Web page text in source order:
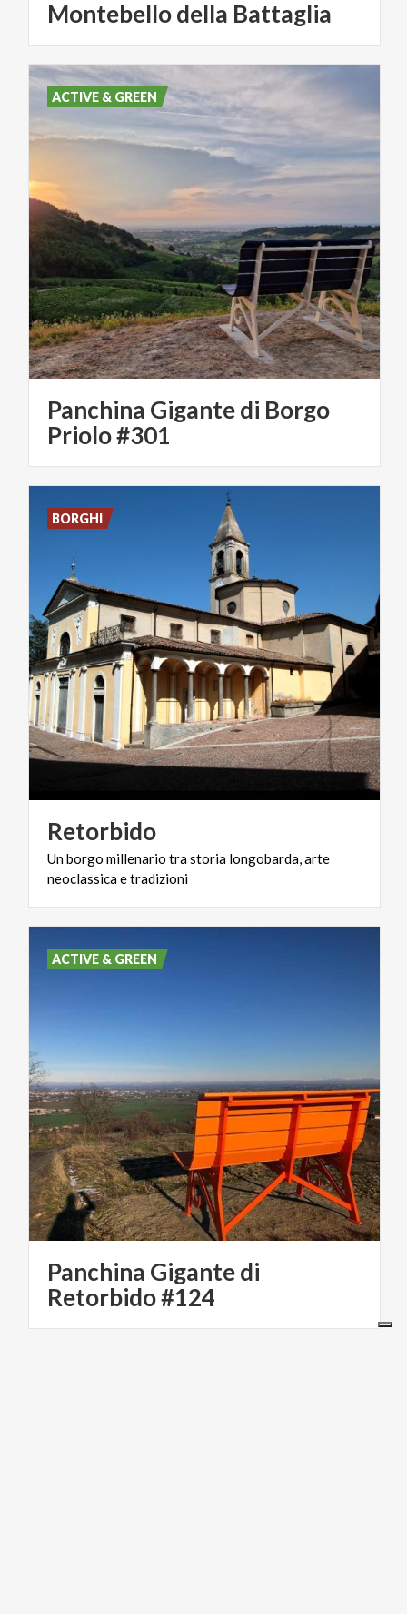
Montebellodella Battaglia
Panchina Gigante di Borgo
Priolo #301
ACTIVE & GREEN
Retorbido
Unborgo millenario trastoria longobarda,arte
neoclassicaetradizioni
BORGHI
Panchina Gigante di
Retorbido #124
ACTIVE & GREEN